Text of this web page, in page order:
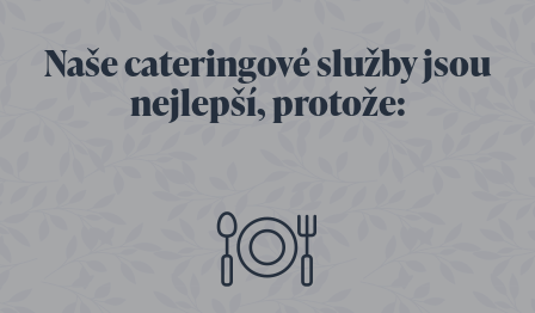
Naše cateringové služby jsou
nejlepší, protože: